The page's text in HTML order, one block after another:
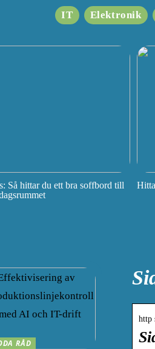
IT Elektronik
Så hittar du ett bra soffbord till
http
RÅD